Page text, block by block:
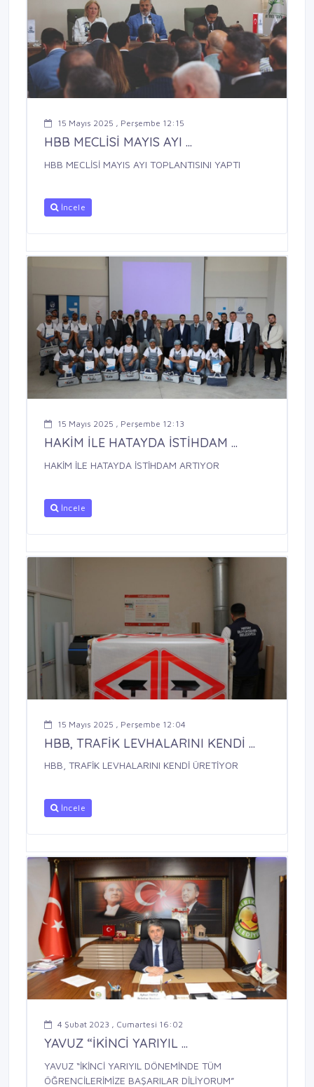
15 Mayıs 2025 , Perşembe 12:15
HBB MECLİSİ MAYIS AYI ...
HBB MECLİSİ MAYIS AYI TOPLANTISINI YAPTI
İncele
15 Mayıs 2025 , Perşembe 12:13
HAKİM İLE HATAYDA İSTİHDAM ...
HAKİM İLE HATAYDA İSTİHDAM ARTIYOR
İncele
15 Mayıs 2025 , Perşembe 12:04
HBB, TRAFİK LEVHALARINI KENDİ ...
HBB, TRAFİK LEVHALARINI KENDİ ÜRETİYOR
İncele
4 Şubat 2023 , Cumartesi 16:02
YAVUZ “İKİNCİ YARIYIL ...
YAVUZ “İKİNCİ YARIYIL DÖNEMİNDE TÜM
ÖĞRENCİLERİMİZE BAŞARILAR DİLİYORUM”